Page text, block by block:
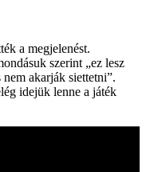
a megjelenést.
szerint „ez lesz
akarják siettetni”.
idejük lenne a játék